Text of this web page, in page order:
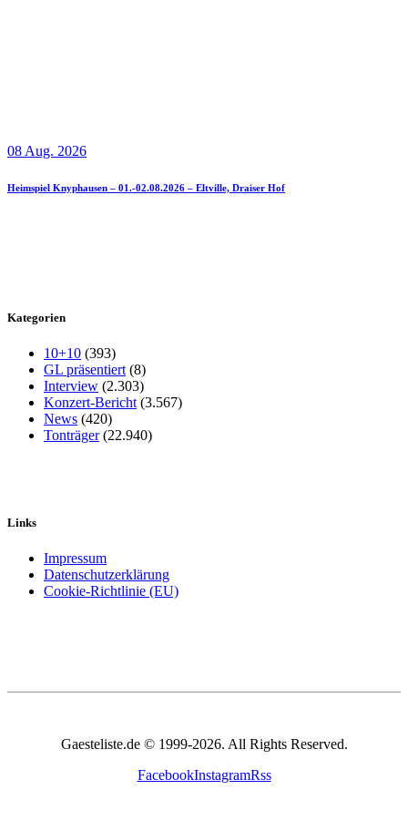
08 Aug. 2026
Heimspiel Knyphausen – 01.-02.08.2026 – Eltville, Draiser Hof
Kategorien
10+10 (393)
GL präsentiert (8)
Interview (2.303)
Konzert-Bericht (3.567)
News (420)
Tonträger(22.940)
Links
Impressum
Datenschutzerklärung
Cookie-Richtlinie (EU)
Gaesteliste.de © 1999-2026. All Rights Reserved.
FacebookInstagramRss